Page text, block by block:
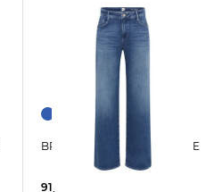
+1
BRAX | Damen Jeans MAINE
91,25 €